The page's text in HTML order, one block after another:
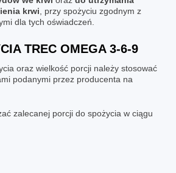
krwi , przy spożyciu zgodnym z
dla tych oświadczeń.
TREC OMEGA 3-6-9
oraz wielkość porcji należy stosować
podanymi przez producenta na
zalecanej porcji do spożycia w ciągu